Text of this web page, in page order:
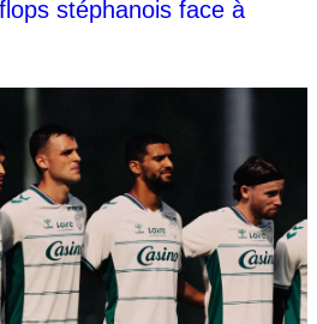
stéphanois face à